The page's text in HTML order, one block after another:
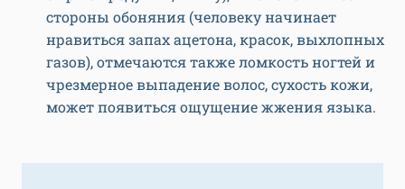
стороны обоняния (человеку начинает
нравиться запах ацетона, красок, выхлопных
газов), отмечаются также ломкость ногтей и
чрезмерное выпадение волос, сухость кожи,
может появиться ощущение жжения языка.